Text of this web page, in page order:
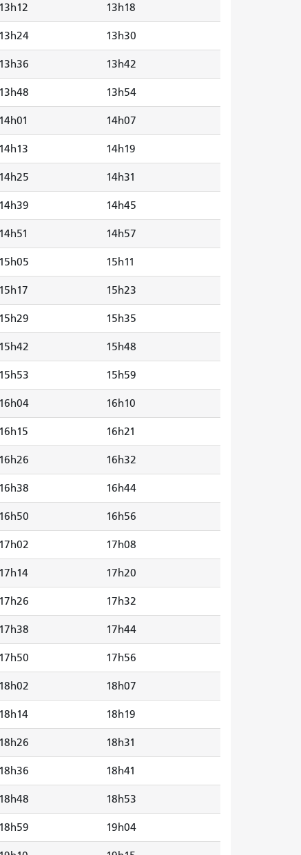
13h12 13h18
13h24 13h30
13h36 13h42
13h48 13h54
14h01 14h07
14h13 14h19
14h25 14h31
14h39 14h45
14h51 14h57
15h05 15h11
15h17 15h23
15h29 15h35
15h42 15h48
15h53 15h59
16h04 16h10
16h15 16h21
16h26 16h32
16h38 16h44
16h50 16h56
17h02 17h08
17h14 17h20
17h26 17h32
17h38 17h44
17h50 17h56
18h02 18h07
18h14 18h19
18h26 18h31
18h36 18h41
18h48 18h53
18h59 19h04